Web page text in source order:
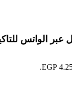
عبر الواتس